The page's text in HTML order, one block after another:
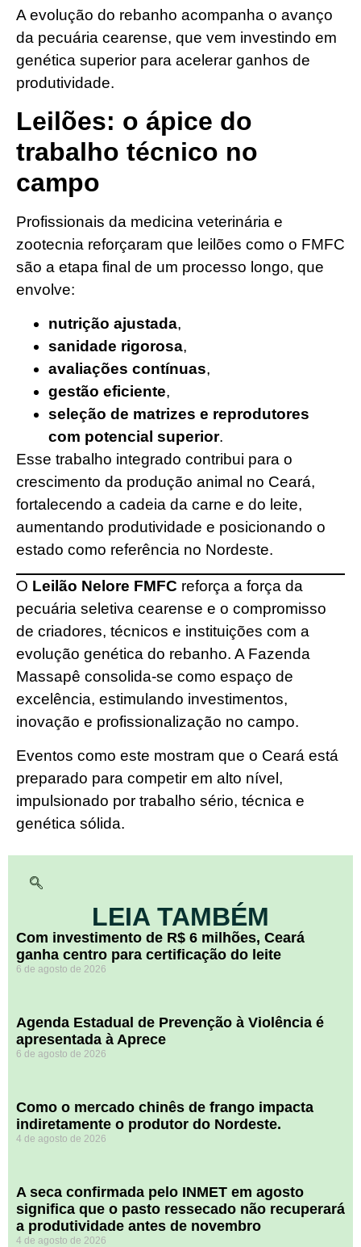
A evolução do rebanho acompanha o avanço
da pecuária cearense, que vem investindo em
genética superior para acelerar ganhos de
produtividade.
Leilões: o ápice do
trabalho técnico no
campo
Profissionais da medicina veterinária e
zootecnia reforçaram que leilões como o FMFC
são a etapa final de um processo longo, que
envolve:
nutrição ajustada,
sanidade rigorosa,
avaliações contínuas,
gestão eficiente,
seleção de matrizes e reprodutores
com potencial superior.
Esse trabalho integrado contribui para o
crescimento da produção animal no Ceará,
fortalecendo a cadeia da carne e do leite,
aumentando produtividade e posicionando o
estado como referência no Nordeste.
O Leilão Nelore FMFC reforça a força da
pecuária seletiva cearense e o compromisso
de criadores, técnicos e instituições com a
evolução genética do rebanho. A Fazenda
Massapê consolida-se como espaço de
excelência, estimulando investimentos,
inovação e profissionalização no campo.
Eventos como este mostram que o Ceará está
preparado para competir em alto nível,
impulsionado por trabalho sério, técnica e
genética sólida.
LEIA TAMBÉM
Com investimento de R$ 6 milhões, Ceará
ganha centro para certificação do leite
6 de agosto de 2026
Agenda Estadual de Prevenção à Violência é
apresentada à Aprece
6 de agosto de 2026
​Como o mercado chinês de frango impacta
indiretamente o produtor do Nordeste.
4 de agosto de 2026
A seca confirmada pelo INMET em agosto
significa que o pasto ressecado não recuperará
a produtividade antes de novembro
4 de agosto de 2026